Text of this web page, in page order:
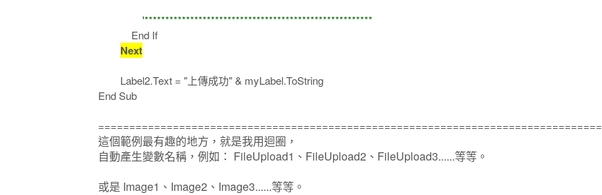
'*******************************************************
End If
Next
Label2.Text = "上傳成功" & myLabel.ToString
End Sub
=================================================================================
這個範例最有趣的地方，就是我用迴圈，
自動產生變數名稱，例如： FileUpload1、FileUpload2、FileUpload3......等等。
或是 Image1、 Image2、 Image3......等等。